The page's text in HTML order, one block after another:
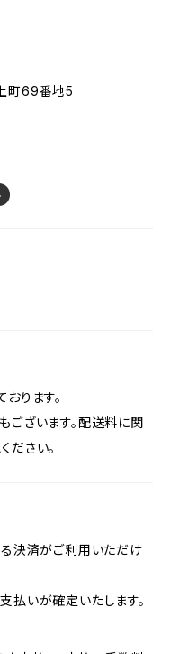
町69番地5
ります。
ございます。配送料に関
ださい。
る決済がご利用いただけ
払いが確定いたします。